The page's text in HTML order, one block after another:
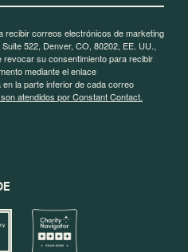
recibir correos electrónicos de marketing
522, Denver, CO, 80202, EE. UU.,
su consentimiento para recibir
mediante el enlace
la parte inferior de cada correo
atendidos por Constant Contact.